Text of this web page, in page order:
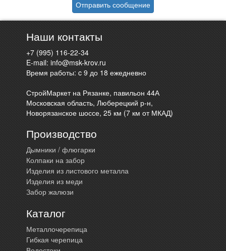
Отправить сообщение
Наши контакты
+7 (995) 116-22-34
E-mail:info@msk-krov.ru
Время работы: c 9 до 18 ежедневно
СтройМаркет на Рязанке, павильон 44А
Московская область, Люберецкий р-н,
Новорязанское шоссе, 25 км (7 км от МКАД)
Производство
Дымники / флюгарки
Колпаки на забор
Изделия из листового металла
Изделия из меди
Забор жалюзи
Каталог
Металлочерепица
Гибкая черепица